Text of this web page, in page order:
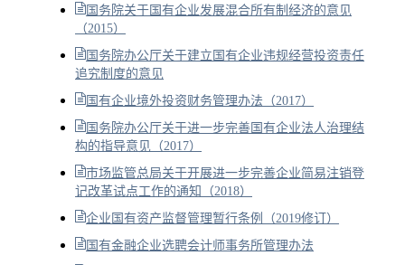
国务院关于国有企业发展混合所有制经济的意见
（2015）
国务院办公厅关于建立国有企业违规经营投资责任
追究制度的意见
国有企业境外投资财务管理办法（2017）
国务院办公厅关于进一步完善国有企业法人治理结
构的指导意见（2017）
市场监管总局关于开展进一步完善企业简易注销登
记改革试点工作的通知（2018）
企业国有资产监督管理暂行条例（2019修订）
国有金融企业选聘会计师事务所管理办法